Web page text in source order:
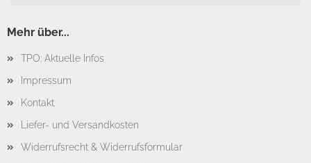
Mehr über...
TPO: Aktuelle Infos
Impressum
Kontakt
Liefer- und Versandkosten
Widerrufsrecht & Widerrufsformular